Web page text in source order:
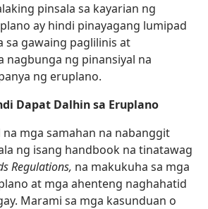
pinsala sa kayarian ng
ay hindi pinayagang lumipad
sa gawaing paglilinis at
nagbunga ng pinansiyal na
ng eruplano.
Dapat Dalhin sa Eruplano
mga samahan na nabanggit
ng isang handbook na tinatawag
Regulations, na makukuha sa mga
at mga ahenteng naghahatid
Marami sa mga kasunduan o